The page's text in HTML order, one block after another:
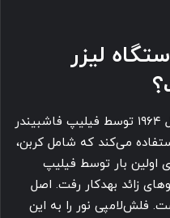
لیزر
الکساندرایت، لیزری است که در سال ۱۹۶۴ توسط فیلیپ فاشبیندر
می‌کند که شامل کربن،
اولین بار توسط فیلیپ
زائد بهدکار رفت. اصل
فلش‌لامپی نور را به این